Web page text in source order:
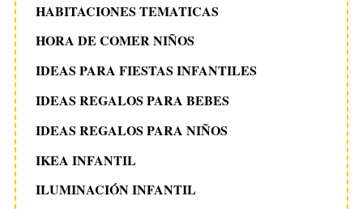
HABITACIONES TEMATICAS
HORA DE COMER NIÑOS
IDEAS PARA FIESTAS INFANTILES
IDEAS REGALOS PARA BEBES
IDEAS REGALOS PARA NIÑOS
IKEA INFANTIL
ILUMINACIÓN INFANTIL